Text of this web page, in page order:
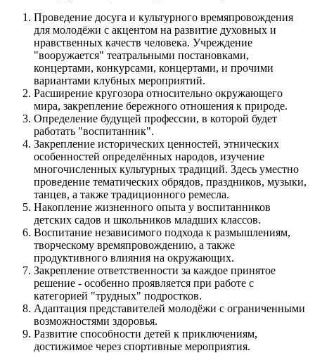
Проведение досуга и культурного времяпровождения
для молодёжи с акцентом на развитие духовных и
нравственных качеств человека. Учреждение
"вооружается" театральными постановками,
концертами, конкурсами, концертами, и прочими
вариантами клубных мероприятий.
Расширение кругозора относительно окружающего
мира, закрепление бережного отношения к природе.
Определение будущей профессии, в которой будет
работать "воспитанник".
Закрепление исторических ценностей, этнических
особенностей определённых народов, изучение
многочисленных культурных традиций. Здесь уместно
проведение тематических обрядов, праздников, музыки,
танцев, а также традиционного ремесла.
Накопление жизненного опыта у воспитанников
детских садов и школьников младших классов.
Воспитание независимого подхода к размышлениям,
творческому времяпровождению, а также
продуктивного влияния на окружающих.
Закрепление ответственности за каждое принятое
решение - особенно проявляется при работе с
категорией "трудных" подростков.
Адаптация представителей молодёжи с ограниченными
возможностями здоровья.
Развитие способности детей к приключениям,
достижимое через спортивные мероприятия.